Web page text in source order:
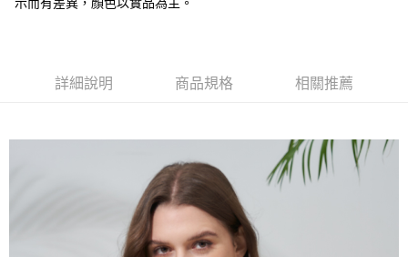
【大哥付你分期使用說明】
1.本服務由台灣大哥大提供，台灣大哥大用戶可立即使用無須另外申請。
成交易。
3.實際核准額度、可分期數及費用金額請依後續交易確認頁面所載為準。
4.訂單成立30分鐘內，如未前往確認交易或遇審核未通過，訂單將自動取
消。如遇「轉專審核」未通過狀況，表示未達大哥付你分期系統評分，恕無
1.分期款項不併入電信帳單，「大哥付你分期」於每月結算日後寄送繳費提
AFTEE先享後付
AFTEE先享後付是「在收到商品之後才付款」的支付方式。 讓您購物簡單
１．簡單：不需註冊會員、不需綁卡、不需儲值。
２．便利：只要手機號碼，簡訊認證，即可結帳。
３．安心：先確認商品／服務後，再付款。
【「AFTEE先享後付」結帳流程】
每筆NT$120，滿NT$2,000(含以上)免運費
詳細說明 商品規格 相關推薦